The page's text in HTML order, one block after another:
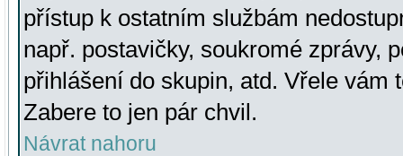
přístup k ostatním službám
např. postavičky, soukromé zprávy,
přihlášení do skupin, atd. Vřele vám
Zabere to jen pár chvil.
Návrat nahoru